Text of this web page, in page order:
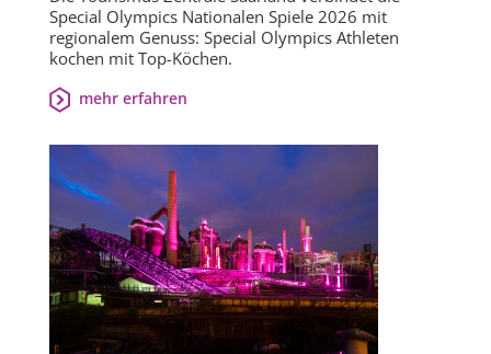
Special Olympics Nationalen Spiele 2026 mit
regionalem Genuss: Special Olympics Athleten
kochen mit Top-Köchen.
mehr erfahren